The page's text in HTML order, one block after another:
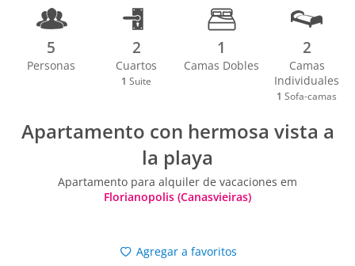
5
Personas
2
Cuartos
1 Suite
1
Camas Dobles
2
Camas
Individuales
1 Sofa-camas
Apartamento con hermosa vista a
la playa
Apartamento para alquiler de vacaciones em
Florianopolis (Canasvieiras)
Agregar a favoritos